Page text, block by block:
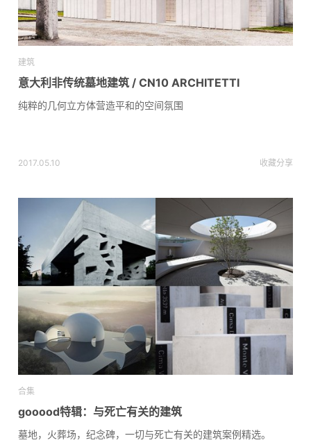
建筑
意大利非传统墓地建筑 / CN10 ARCHITETTI
纯粹的几何立方体营造平和的空间氛围
2017.05.10 收藏分享
合集
gooood特辑：与死亡有关的建筑
墓地，火葬场，纪念碑，一切与死亡有关的建筑案例精选。